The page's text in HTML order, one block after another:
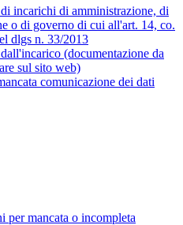
incarichi di amministrazione, di
o di governo di cui all'art. 14, co.
dlgs n. 33/2013
(documentazione da
sul sito web)
comunicazione dei dati
per mancata o incompleta